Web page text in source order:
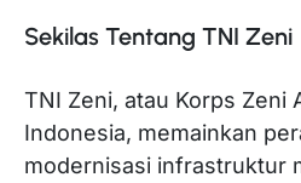
Sekilas Tentang TNI Zeni
TNI Zeni, atau Korps Zeni
Indonesia, memainkan
modernisasi infrastruktur